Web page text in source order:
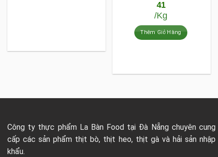
41
/Kg
Thêm Giỏ Hàng
Công ty thực phẩm La Bàn Food tại Đà Nẵng chuyên cung
cấp các sản phẩm thịt bò, thịt heo, thịt gà và hải sản nhập
khẩu.